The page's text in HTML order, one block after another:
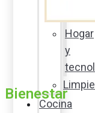
Hogar
y
Cocina
Bienestar